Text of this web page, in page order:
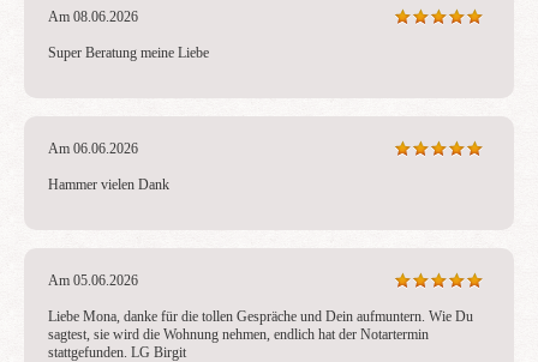
Am 08.06.2026
Super Beratung meine Liebe
Am 06.06.2026
Hammer vielen Dank
Am 05.06.2026
Liebe Mona, danke für die tollen Gespräche und Dein aufmuntern. Wie Du
sagtest, sie wird die Wohnung nehmen, endlich hat der Notartermin
stattgefunden. LG Birgit